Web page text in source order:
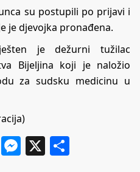
su postupili po prijavi i
je djevojka pronađena.
je dežurni tužilac
Bijeljina koji je naložio
za sudsku medicinu u
WhatsApp
Messenger
X